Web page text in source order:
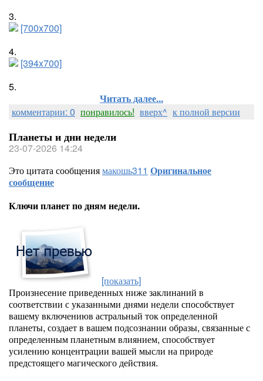
3.
[700x700]
4.
[394x700]
5.
Читать далее...
комментарии: 0 понравилось! вверх^ к полной версии
Планеты и дни недели
23-07-2026 14:24
Это цитата сообщениямакошь311 Оригинальное
сообщение
Ключи планет по дням недели.
[показать]
Произнесение приведенных ниже заклинаний в
соответствии с указанными днями недели способствует
вашему включениюв астральный ток определенной
планеты, создает в вашем подсознании образы, связанные с
определенным планетным влиянием, способствует
усилению концентрации вашей мысли на природе
предстоящего магического действия.